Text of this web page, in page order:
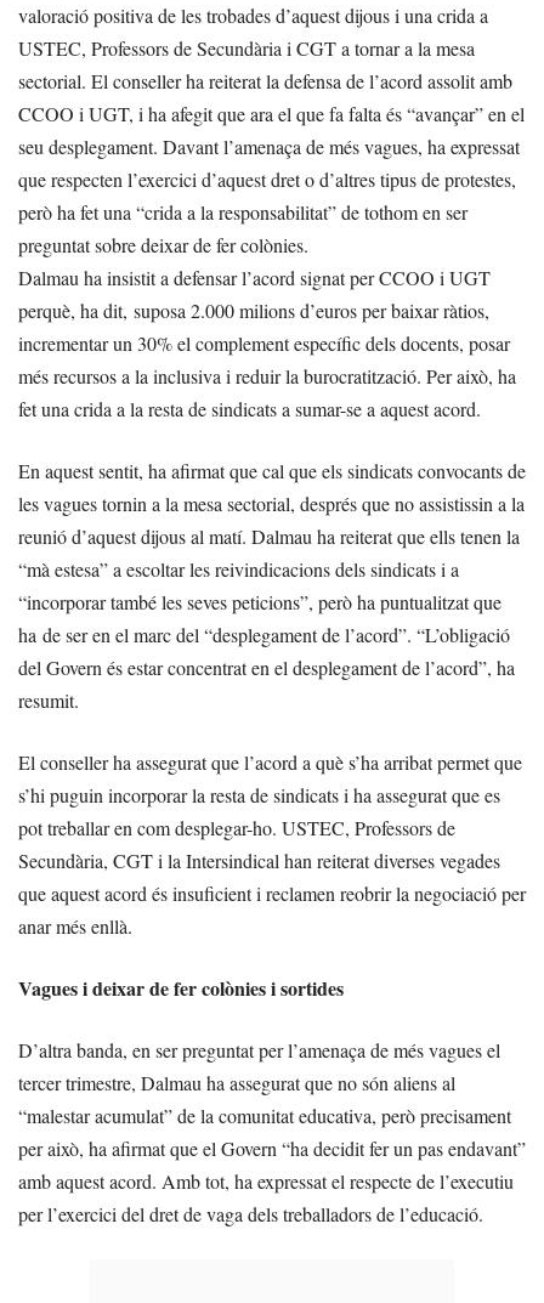
valoració positiva de les trobades d’aquest dijous i una crida a
USTEC, Professors de Secundària i CGT a tornar a la mesa
sectorial. El conseller ha reiterat la defensa de l’acord assolit amb
CCOO i UGT, i ha afegit que ara el que fa falta és “avançar” en el
seu desplegament. Davant l’amenaça de més vagues, ha expressat
que respecten l’exercici d’aquest dret o d’altres tipus de protestes,
però ha fet una “crida a la responsabilitat” de tothom en ser
preguntat sobre deixar de fer colònies.
Dalmau ha insistit a defensar l’acord signat per CCOO i UGT
perquè, ha dit, suposa 2.000 milions d’euros per baixar ràtios,
incrementar un 30% el complement específic dels docents, posar
més recursos a la inclusiva i reduir la burocratització. Per això, ha
fet una crida a la resta de sindicats a sumar-se a aquest acord.
En aquest sentit, ha afirmat que cal que els sindicats convocants de
les vagues tornin a la mesa sectorial, després que no assistissin a la
reunió d’aquest dijous al matí. Dalmau ha reiterat que ells tenen la
“mà estesa” a escoltar les reivindicacions dels sindicats i a
“incorporar també les seves peticions”, però ha puntualitzat que
ha de ser en el marc del “desplegament de l’acord”. “L’obligació
del Govern és estar concentrat en el desplegament de l’acord”, ha
resumit.
El conseller ha assegurat que l’acord a què s’ha arribat permet que
s’hi puguin incorporar la resta de sindicats i ha assegurat que es
pot treballar en com desplegar-ho. USTEC, Professors de
Secundària, CGT i la Intersindical han reiterat diverses vegades
que aquest acord és insuficient i reclamen reobrir la negociació per
anar més enllà.
Vagues i deixar de fer colònies i sortides
D’altra banda, en ser preguntat per l’amenaça de més vagues el
tercer trimestre, Dalmau ha assegurat que no són aliens al
“malestar acumulat” de la comunitat educativa, però precisament
per això, ha afirmat que el Govern “ha decidit fer un pas endavant”
amb aquest acord. Amb tot, ha expressat el respecte de l’executiu
per l’exercici del dret de vaga dels treballadors de l’educació.